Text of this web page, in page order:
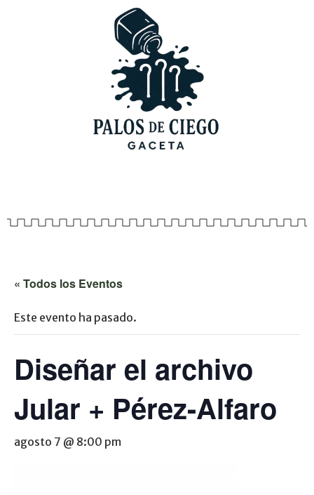
« Todos los Eventos
Este evento ha pasado.
Diseñar el archivo
Jular + Pérez-Alfaro
agosto 7 @ 8:00 pm